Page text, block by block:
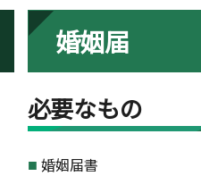
婚姻届
必要なもの
婚姻届書